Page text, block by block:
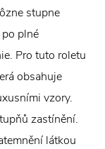
stupne
plné
Pro tuto roletu
obsahuje
vzory.
zastínění.
látkou